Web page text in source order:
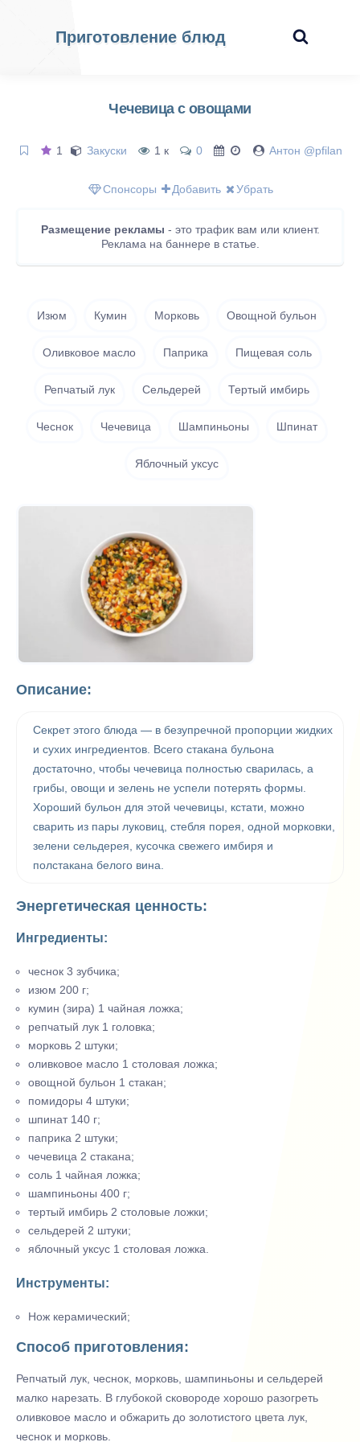
Приготовление блюд
Чечевица с овощами
1 Закуски 1 к 0 Антон @pfilan
Спонсоры Добавить Убрать
Размещение рекламы - это трафик вам или клиент.
Реклама на баннере в статье.
Изюм Кумин Морковь Овощной бульон
Оливковое масло Паприка Пищевая соль
Репчатый лук Сельдерей Тертый имбирь
Чеснок Чечевица Шампиньоны Шпинат
Яблочный уксус
Описание:
Секрет этого блюда — в безупречной пропорции жидких
и сухих ингредиентов. Всего стакана бульона
достаточно, чтобы чечевица полностью сварилась, а
грибы, овощи и зелень не успели потерять формы.
Хороший бульон для этой чечевицы, кстати, можно
сварить из пары луковиц, стебля порея, одной морковки,
зелени сельдерея, кусочка свежего имбиря и
полстакана белого вина.
Энергетическая ценность:
Ингредиенты:
чеснок 3 зубчика;
изюм 200 г;
кумин (зира) 1 чайная ложка;
репчатый лук 1 головка;
морковь 2 штуки;
оливковое масло 1 столовая ложка;
овощной бульон 1 стакан;
помидоры 4 штуки;
шпинат 140 г;
паприка 2 штуки;
чечевица 2 стакана;
соль 1 чайная ложка;
шампиньоны 400 г;
тертый имбирь 2 столовые ложки;
сельдерей 2 штуки;
яблочный уксус 1 столовая ложка.
Инструменты:
Нож керамический;
Способ приготовления:
Репчатый лук, чеснок, морковь, шампиньоны и сельдерей
малко нарезать. В глубокой сковороде хорошо разогреть
оливковое масло и обжарить до золотистого цвета лук,
чеснок и морковь.